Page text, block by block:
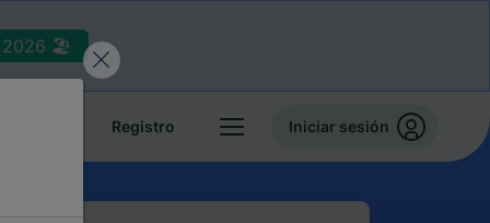
2026 🏖️
Registro Iniciar sesión